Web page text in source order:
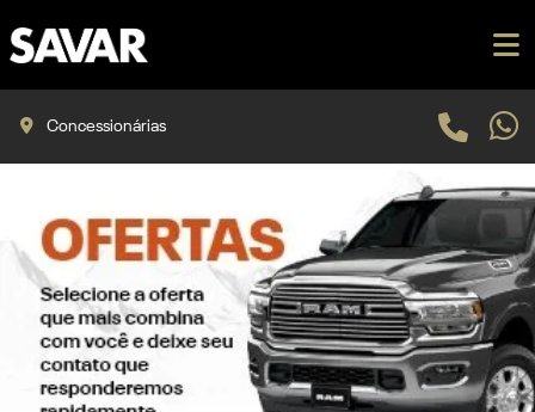
Concessionárias